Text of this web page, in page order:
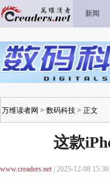
新闻
万维读者网 > 数码科技 > 正文
这款
www.creaders.net| 2025-12-08